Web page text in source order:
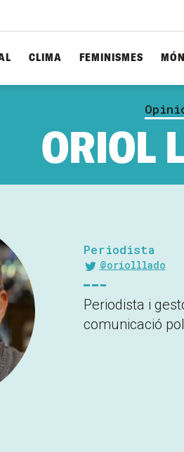
CLIMA FEMINISMES MÓN
ORIOL
Periodista
@oriolllado
Periodista i
comunicació